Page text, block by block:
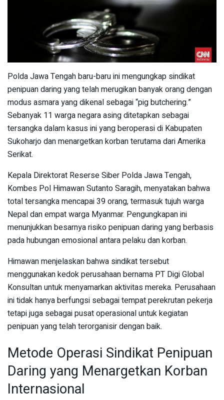
Polda Jawa Tengah baru-baru ini mengungkap sindikat
penipuan daring yang telah merugikan banyak orang dengan
modus asmara yang dikenal sebagai “pig butchering.”
Sebanyak 11 warga negara asing ditetapkan sebagai
tersangka dalam kasus ini yang beroperasi di Kabupaten
Sukoharjo dan menargetkan korban terutama dari Amerika
Serikat.
Kepala Direktorat Reserse Siber Polda Jawa Tengah,
Kombes Pol Himawan Sutanto Saragih, menyatakan bahwa
total tersangka mencapai 39 orang, termasuk tujuh warga
Nepal dan empat warga Myanmar. Pengungkapan ini
menunjukkan besarnya risiko penipuan daring yang berbasis
pada hubungan emosional antara pelaku dan korban.
Himawan menjelaskan bahwa sindikat tersebut
menggunakan kedok perusahaan bernama PT Digi Global
Konsultan untuk menyamarkan aktivitas mereka. Perusahaan
ini tidak hanya berfungsi sebagai tempat perekrutan pekerja
tetapi juga sebagai pusat operasional untuk kegiatan
penipuan yang telah terorganisir dengan baik.
Metode Operasi Sindikat Penipuan
Daring yang Menargetkan Korban
Internasional